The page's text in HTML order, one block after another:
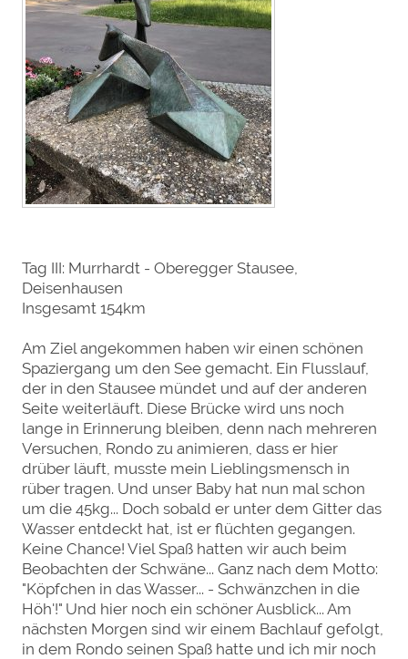
Tag III: Murrhardt - Oberegger Stausee,
Deisenhausen
Insgesamt 154km
Am Ziel angekommen haben wir einen schönen
Spaziergang um den See gemacht. Ein Flusslauf,
der in den Stausee mündet und auf der anderen
Seite weiterläuft. Diese Brücke wird uns noch
lange in Erinnerung bleiben, denn nach mehreren
Versuchen, Rondo zu animieren, dass er hier
drüber läuft, musste mein Lieblingsmensch in
rüber tragen. Und unser Baby hat nun mal schon
um die 45kg... Doch sobald er unter dem Gitter das
Wasser entdeckt hat, ist er flüchten gegangen.
Keine Chance! Viel Spaß hatten wir auch beim
Beobachten der Schwäne... Ganz nach dem Motto:
"Köpfchen in das Wasser... - Schwänzchen in die
Höh'!" Und hier noch ein schöner Ausblick... Am
nächsten Morgen sind wir einem Bachlauf gefolgt,
in dem Rondo seinen Spaß hatte und ich mir noch